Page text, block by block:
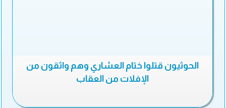
الحوثيون قتلوا ختام العشاري وهم واثقون من
الإفلات من العقاب